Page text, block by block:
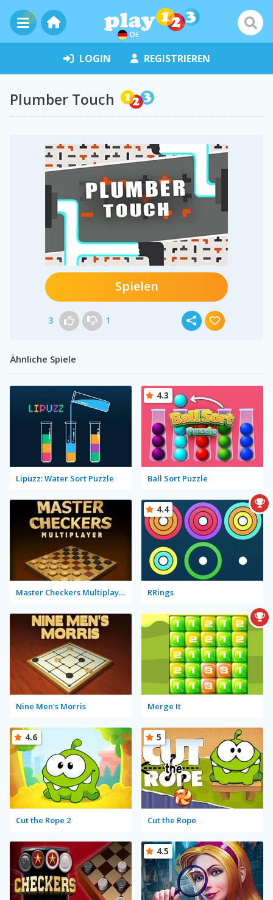
DE
LOGIN REGISTRIEREN
Plumber Touch
Spielen
3 1
Ähnliche Spiele
Lipuzz: Water Sort Puzzle Ball Sort Puzzle
4.3
Master Checkers Multiplayer RRings
4.4
Nine Men's Morris Merge It
Cut the Rope 2
4.6
Cut the Rope
5
4.5